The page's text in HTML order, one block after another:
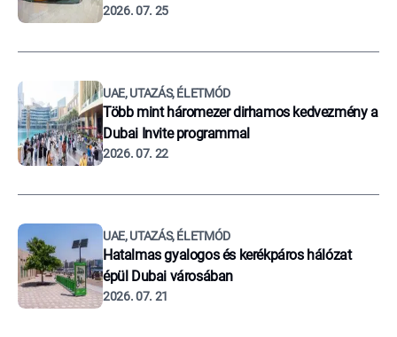
2026. 07. 25
UAE, UTAZÁS, ÉLETMÓD
Több mint háromezer dirhamos kedvezmény a
Dubai Invite programmal
2026. 07. 22
UAE, UTAZÁS, ÉLETMÓD
Hatalmas gyalogos és kerékpáros hálózat
épül Dubai városában
2026. 07. 21